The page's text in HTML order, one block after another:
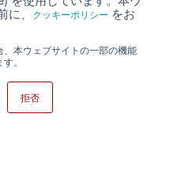
、
クッキーポリシー をお
本ウェブサイトの一部の機能
。
拒否
Inc. All Rights Reserved.